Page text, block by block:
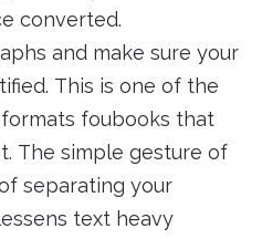
converted.
and make sure your
This is one of the
foubooks that
The simple gesture of
separating your
text heavy